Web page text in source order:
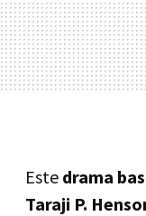
Este drama
Taraji P.